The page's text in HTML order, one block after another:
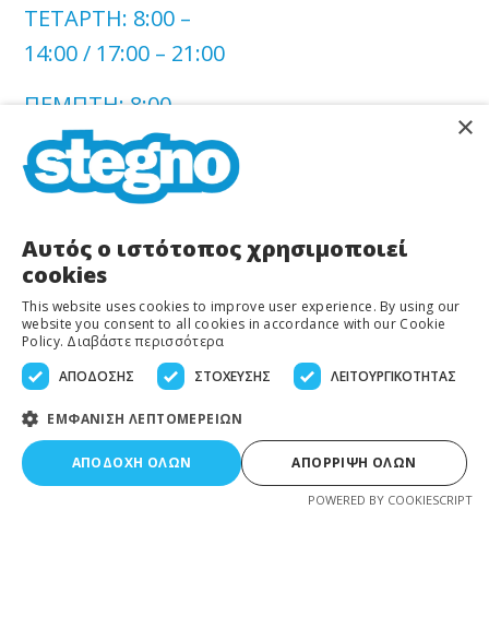
ΤΕΤΑΡΤΗ: 8:00 –
14:00 / 17:00 – 21:00
ΠΕΜΠΤΗ: 8:00 –
14:00
ΠΑΡΑΣΚΕΥΗ: 8:00 –
ΣΑΒΒΑΤΟ: 8:30 –
14:00
Δείτε όλα τα Καταστήματα
×
Αυτός ο ιστότοπος χρησιμοποιεί
cookies
This website uses cookies to improve user experience. By using our
website you consent to all cookies in accordance with our Cookie
Policy. Διαβάστε περισσότερα
ΑΠΌΔΟΣΗΣ
ΣΤΌΧΕΥΣΗΣ ΛΕΙΤΟΥΡΓΙΚΌΤΗΤΑΣ
ΕΜΦΆΝΙΣΗ ΛΕΠΤΟΜΕΡΕΙΏΝ
ΑΠΟΔΟΧΗ ΟΛΩΝ ΑΠΟΡΡΙΨΗ ΟΛΩΝ
POWERED BY COOKIESCRIPT